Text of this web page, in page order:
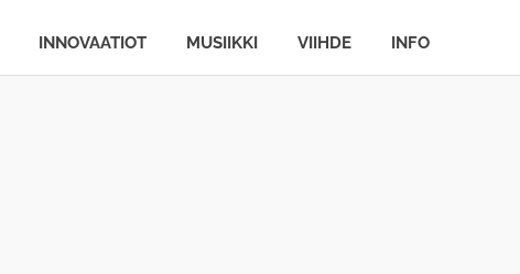
INNOVAATIOT MUSIIKKI VIIHDE INFO